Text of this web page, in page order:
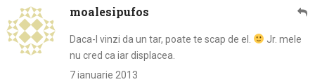
moalesipufos
Daca-l vinzi da un tar, poate te scap de el.
Jr. mele
nu cred ca iar displacea.
7 ianuarie 2013